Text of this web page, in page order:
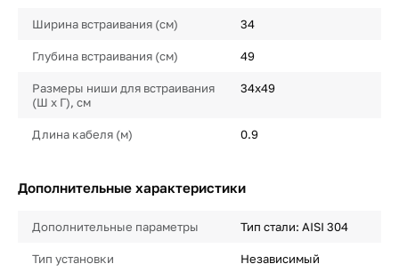
Ширина встраивания (см) 34
Глубина встраивания (см) 49
Размеры ниши для встраивания
(Ш х Г), см
34х49
Длина кабеля (м) 0.9
Дополнительные характеристики
Дополнительные параметры Тип стали: AISI 304
Тип установки Независимый